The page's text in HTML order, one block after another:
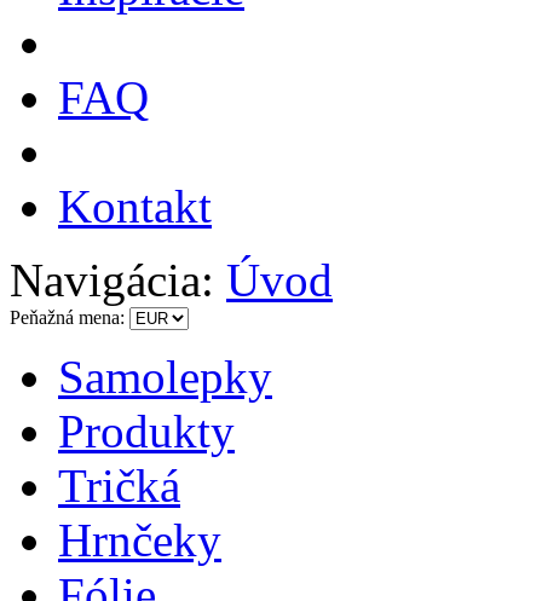
FAQ
Kontakt
Navigácia: Úvod
Peňažná mena:
Samolepky
Produkty
Tričká
Hrnčeky